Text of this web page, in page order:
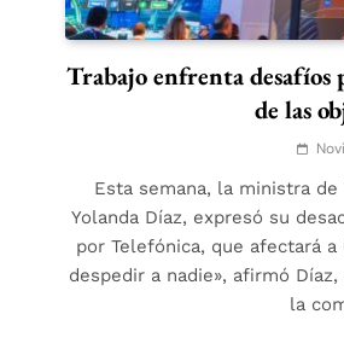
Trabajo enfrenta desafíos
de las
Esta semana, la ministra
Yolanda Díaz, expresó su
por Telefónica, que afectará
despedir a nadie», afirmó
la